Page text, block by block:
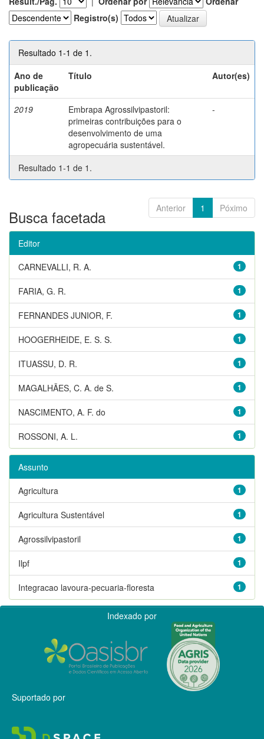
Registro(s)
Resultado 1-1 de 1.
Ano de
publicação
Título Autor(es)
2019
Embrapa Agrossilvipastoril:
primeiras contribuições para o
desenvolvimento de uma
agropecuária sustentável.
-
Resultado 1-1 de 1.
Anterior 1 Póximo
Busca facetada
Editor
1
CARNEVALLI, R. A.
1
FARIA, G. R.
1
FERNANDES JUNIOR, F.
1
HOOGERHEIDE, E. S. S.
1
ITUASSU, D. R.
1
MAGALHÃES, C. A. de S.
1
NASCIMENTO, A. F. do
1
ROSSONI, A. L.
Assunto
1
Agricultura
1
Agricultura Sustentável
1
Agrossilvipastoril
1
Ilpf
1
Integracao lavoura-pecuaria-floresta
Indexado por
Suportado por